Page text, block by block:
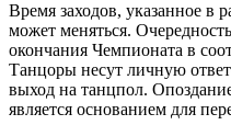
Время заходов, указанное в
может меняться.
окончания Чемпионата в
Танцоры несут личную
выход на танцпол.
является основанием для